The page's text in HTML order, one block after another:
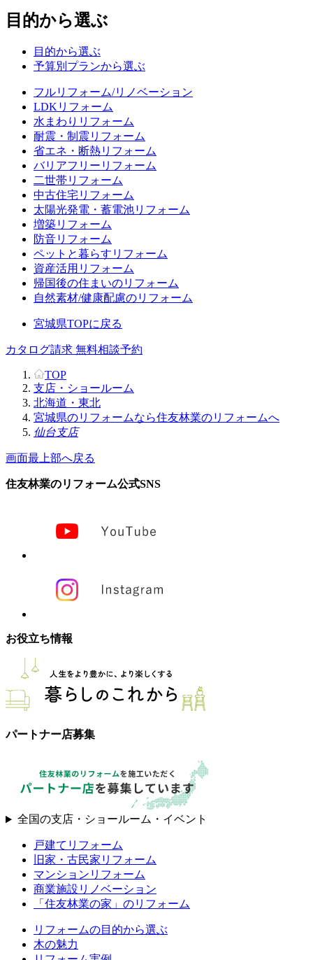
目的から選ぶ
目的から選ぶ
予算別プランから選ぶ
フルリフォーム/リノベーション
LDKリフォーム
水まわりリフォーム
耐震・制震リフォーム
省エネ・断熱リフォーム
バリアフリーリフォーム
二世帯リフォーム
中古住宅リフォーム
太陽光発電・蓄電池リフォーム
増築リフォーム
防音リフォーム
ペットと暮らすリフォーム
資産活用リフォーム
帰国後の住まいのリフォーム
自然素材/健康配慮のリフォーム
宮城県TOPに戻る
カタログ請求 無料相談予約
TOP
支店・ショールーム
北海道・東北
宮城県のリフォームなら住友林業のリフォームへ
仙台支店
画面最上部へ戻る
住友林業のリフォーム公式SNS
お役立ち情報
パートナー店募集
全国の支店・ショールーム・イベント
戸建てリフォーム
旧家・古民家リフォーム
マンションリフォーム
商業施設リノベーション
「住友林業の家」のリフォーム
リフォームの目的から選ぶ
木の魅力